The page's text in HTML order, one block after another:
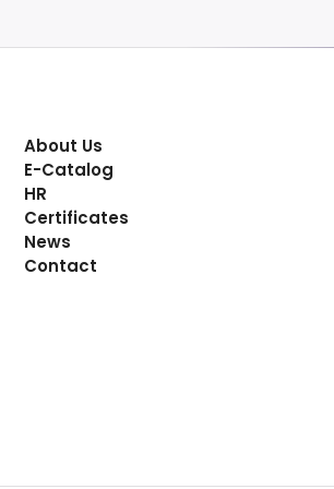
About Us
E-Catalog
HR
Certificates
News
Contact